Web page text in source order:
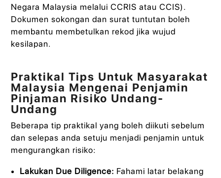
Negara Malaysia melalui CCRIS atau CCIS).
Dokumen sokongan dan surat tuntutan boleh
membantu membetulkan rekod jika wujud
kesilapan.
Praktikal Tips Untuk Masyarakat
Malaysia Mengenai Penjamin
Pinjaman Risiko Undang-
Undang
Beberapa tip praktikal yang boleh diikuti sebelum
dan selepas anda setuju menjadi penjamin untuk
mengurangkan risiko:
Lakukan Due Diligence: Fahami latar belakang